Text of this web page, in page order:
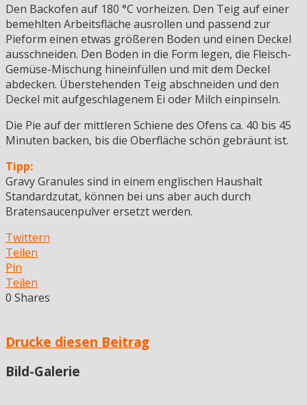
Den Backofen auf 180 °C vorheizen. Den Teig auf einer
bemehlten Arbeitsfläche ausrollen und passend zur
Pieform einen etwas größeren Boden und einen Deckel
ausschneiden. Den Boden in die Form legen, die Fleisch-
Gemüse-Mischung hineinfüllen und mit dem Deckel
abdecken. Überstehenden Teig abschneiden und den
Deckel mit aufgeschlagenem Ei oder Milch einpinseln.
Die Pie auf der mittleren Schiene des Ofens ca. 40 bis 45
Minuten backen, bis die Oberfläche schön gebräunt ist.
Tipp:
Gravy Granules sind in einem englischen Haushalt
Standardzutat, können bei uns aber auch durch
Bratensaucenpulver ersetzt werden.
Twittern
Teilen
Pin
Teilen
0 Shares
Drucke diesen Beitrag
Bild-Galerie